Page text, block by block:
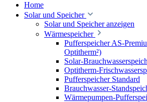
Home
Solar und Speicher
Solar und Speicher anzeigen
Wärmespeicher
Pufferspeicher AS-
Optitherm²)
Solar-
Optitherm-
Pufferspeicher Standard
Brauchwasser-
Wärmepumpen-